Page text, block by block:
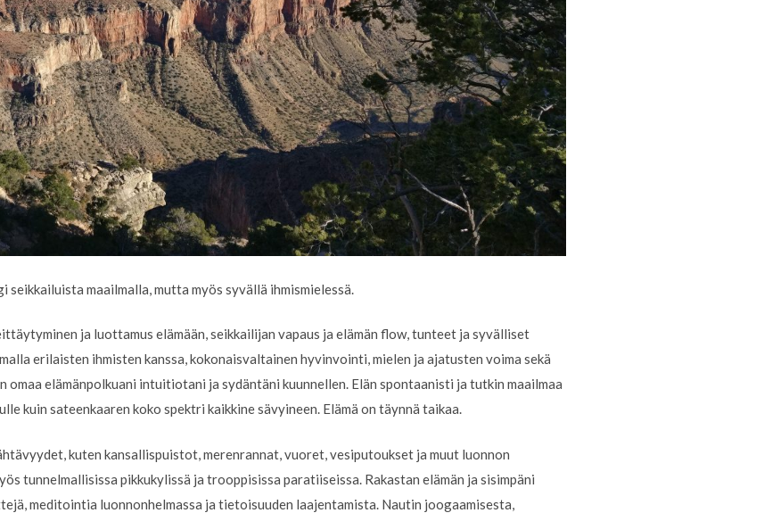
seikkailuista maailmalla, mutta myös syvällä ihmismielessä.
ja luottamus elämään, seikkailijan vapaus ja elämän flow, tunteet ja syvälliset
erilaisten ihmisten kanssa, kokonaisvaltainen hyvinvointi, mielen ja ajatusten voima sekä
omaa elämänpolkuani intuitiotani ja sydäntäni kuunnellen. Elän spontaanisti ja tutkin maailmaa
kuin sateenkaaren koko spektri kaikkine sävyineen. Elämä on täynnä taikaa.
kuten kansallispuistot, merenrannat, vuoret, vesiputoukset ja muut luonnon
tunnelmallisissa pikkukylissä ja trooppisissa paratiiseissa. Rakastan elämän ja sisimpäni
meditointia luonnonhelmassa ja tietoisuuden laajentamista. Nautin joogaamisesta,